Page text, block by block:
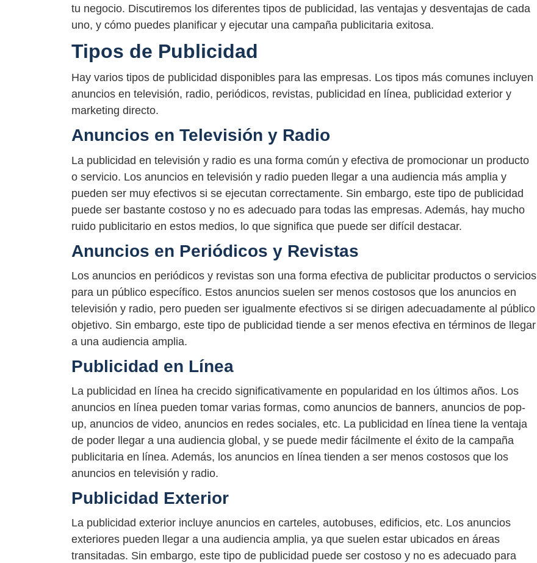
tu negocio. Discutiremos los diferentes tipos de publicidad, las ventajas y desventajas de cada
uno, y cómo puedes planificar y ejecutar una campaña publicitaria exitosa.
Tipos de Publicidad
Hay varios tipos de publicidad disponibles para las empresas. Los tipos más comunes incluyen
anuncios en televisión, radio, periódicos, revistas, publicidad en línea, publicidad exterior y
marketing directo.
Anuncios en Televisión y Radio
La publicidad en televisión y radio es una forma común y efectiva de promocionar un producto
o servicio. Los anuncios en televisión y radio pueden llegar a una audiencia más amplia y
pueden ser muy efectivos si se ejecutan correctamente. Sin embargo, este tipo de publicidad
puede ser bastante costoso y no es adecuado para todas las empresas. Además, hay mucho
ruido publicitario en estos medios, lo que significa que puede ser difícil destacar.
Anuncios en Periódicos y Revistas
Los anuncios en periódicos y revistas son una forma efectiva de publicitar productos o servicios
para un público específico. Estos anuncios suelen ser menos costosos que los anuncios en
televisión y radio, pero pueden ser igualmente efectivos si se dirigen adecuadamente al público
objetivo. Sin embargo, este tipo de publicidad tiende a ser menos efectiva en términos de llegar
a una audiencia amplia.
Publicidad en Línea
La publicidad en línea ha crecido significativamente en popularidad en los últimos años. Los
anuncios en línea pueden tomar varias formas, como anuncios de banners, anuncios de pop-
up, anuncios de video, anuncios en redes sociales, etc. La publicidad en línea tiene la ventaja
de poder llegar a una audiencia global, y se puede medir fácilmente el éxito de la campaña
publicitaria en línea. Además, los anuncios en línea tienden a ser menos costosos que los
anuncios en televisión y radio.
Publicidad Exterior
La publicidad exterior incluye anuncios en carteles, autobuses, edificios, etc. Los anuncios
exteriores pueden llegar a una audiencia amplia, ya que suelen estar ubicados en áreas
transitadas. Sin embargo, este tipo de publicidad puede ser costoso y no es adecuado para